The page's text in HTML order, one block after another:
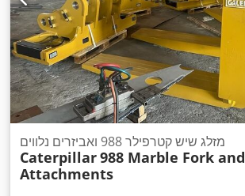
מזלג שיש קטרפילר 988 ואביזרים נלווים
Caterpillar988 Marble Fork and
Attachments